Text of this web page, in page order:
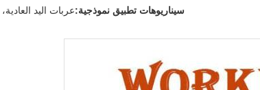
سيناريوهات تطبيق نموذجية:عربات اليد